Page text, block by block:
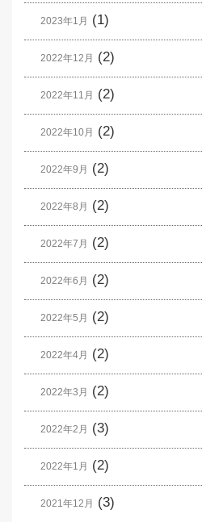
2023年1月 (1)
2022年12月 (2)
2022年11月 (2)
2022年10月 (2)
2022年9月 (2)
2022年8月 (2)
2022年7月 (2)
2022年6月 (2)
2022年5月 (2)
2022年4月 (2)
2022年3月 (2)
2022年2月 (3)
2022年1月 (2)
2021年12月 (3)